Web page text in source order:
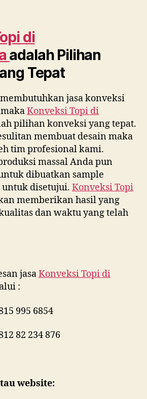
di
adalah Pilihan
Tepat
jasa konveksi
Konveksi Topi di
pilihan konveksi yang tepat.
membuat desain maka
tim profesional kami.
massal Anda pun
dibuatkan sample
disetujui. Konveksi Topi
memberikan hasil yang
dan waktu yang telah
jasaKonveksi Topi di
:
995 6854
82 234 876
website: